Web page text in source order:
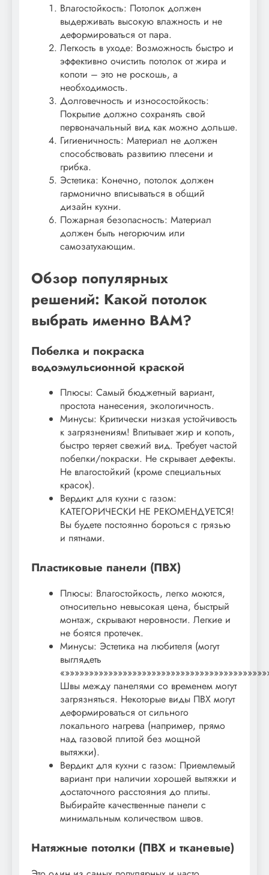
Влагостойкость: Потолок должен
выдерживать высокую влажность и не
деформироваться от пара.
Легкость в уходе: Возможность быстро и
эффективно очистить потолок от жира и
копоти – это не роскошь, а
необходимость.
Долговечность и износостойкость:
Покрытие должно сохранять свой
первоначальный вид как можно дольше.
Гигиеничность: Материал не должен
способствовать развитию плесени и
грибка.
Эстетика: Конечно, потолок должен
гармонично вписываться в общий
дизайн кухни.
Пожарная безопасность: Материал
должен быть негорючим или
самозатухающим.
Обзор популярных
решений: Какой потолок
выбрать именно ВАМ?
Побелка и покраска
водоэмульсионной краской
Плюсы: Самый бюджетный вариант,
простота нанесения, экологичность.
Минусы: Критически низкая устойчивость
к загрязнениям! Впитывает жир и копоть,
быстро теряет свежий вид. Требует частой
побелки/покраски. Не скрывает дефекты.
Не влагостойкий (кроме специальных
красок).
Вердикт для кухни с газом:
КАТЕГОРИЧЕСКИ НЕ РЕКОМЕНДУЕТСЯ!
Вы будете постоянно бороться с грязью
и пятнами.
Пластиковые панели (ПВХ)
Плюсы: Влагостойкость, легко моются,
относительно невысокая цена, быстрый
монтаж, скрывают неровности. Легкие и
не боятся протечек.
Минусы: Эстетика на любителя (могут
выглядеть
Швы между панелями со временем могут
загрязняться. Некоторые виды ПВХ могут
деформироваться от сильного
локального нагрева (например, прямо
над газовой плитой без мощной
вытяжки).
Вердикт для кухни с газом: Приемлемый
вариант при наличии хорошей вытяжки и
достаточного расстояния до плиты.
Выбирайте качественные панели с
минимальным количеством швов.
Натяжные потолки (ПВХ и тканевые)